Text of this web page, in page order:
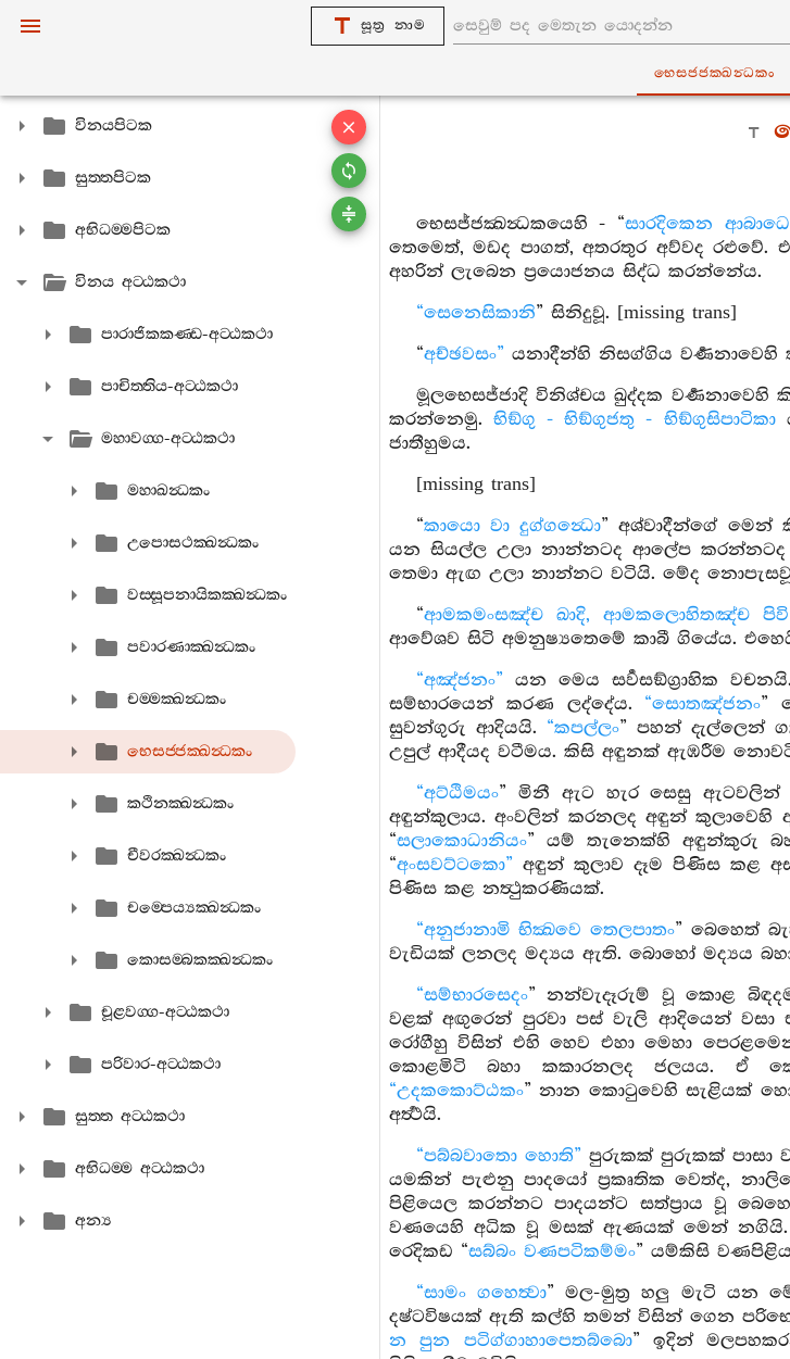
සූත්‍ර නාම
භෙසජ‍්ජක‍්ඛන්‍ධකං
විනයපිටක
සුත‍්තපිටක
අභිධම‍්මපිටක
විනය අට‍්ඨකථා
පාරාජිකකණ‍්ඩ-අට‍්ඨකථා
පාචිත‍්තිය-අට‍්ඨකථා
මහාවග‍්ග-අට‍්ඨකථා
මහාඛන්‍ධකං
උපොසථක‍්ඛන්‍ධකං
වස‍්සූපනායිකක‍්ඛන්‍ධකං
පවාරණාක‍්ඛන්‍ධකං
චම‍්මක‍්ඛන්‍ධකං
භෙසජ‍්ජක‍්ඛන්‍ධකං
කථිනක‍්ඛන්‍ධකං
චීවරක‍්ඛන්‍ධකං
චම‍්පෙය්‍යක‍්ඛන්‍ධකං
කොසම‍්බකක‍්ඛන්‍ධකං
චූළවග‍්ග-අට‍්ඨකථා
පරිවාර-අට‍්ඨකථා
සුත‍්ත අට‍්ඨකථා
අභිධම‍්ම අට‍්ඨකථා
අන්‍ය
භෙසජ්ජක්‍ඛන්‍ධකයෙහි - “සාරදිකෙන
තෙමෙත්, මඩද පාගත්, අතරතුර අව්වද
අහරින් ලැබෙන ප්‍රයොජනය සිද්ධ කරන්නේය.
“සෙනෙසිකානි” සිනිදුවූ. [missing trans]
“අච්ඡවසං” යනාදීන්හි නිසග්ගිය වර්‍ණනාවෙහි
මූලභෙසජ්ජාදි විනිශ්චය ඛුද්දක
කරන්නෙමු. භිඞ්ගු - භිඞ්ගුජතු - භිඞ්ගුසිපාටිකා
ජාතීහුමය.
[missing trans]
“කායො වා දුග්ගන්‍ධො” අශ්වාදීන්ගේ
යන සියල්ල උලා නාන්නටද ආලේප කරන්නටද
තෙමා ඇඟ උලා නාන්නට වටියි. මේද
“ආමකමංසඤ්ච ඛාදි, ආමකලොහිතඤ්ච
ආවේශව සිටි අමනුෂ්‍යතෙමේ කාබී ගියේය.
“අඤ්ජනං” යන මෙය සර්‍වසඞ්ග්‍රාහික
සම්භාරයෙන් කරණ ලද්දේය. “සොතඤ්ජනං”
සුවන්ගුරු ආදියයි. “කපල්ලං” පහන් දැල්ලෙන්
උපුල් ආදීයද වටීමය. කිසි අඳුනක් ඇඹරීම
“අට්ඨිමයං” මිනී ඇට හැර සෙසු ඇටවලින්
අඳුන්කුලාය. අංවලින් කරනලද අඳුන්
“සලාකොධානියං” යම් තැනෙක්හි අඳුන්කුරු
“අංසවට්ටකො” අඳුන් කුලාව දෑම පිණිස කළ
පිණිස කළ නත්‍ථුකරණියක්.
“අනුජානාමි භික්‍ඛවෙ තෙලපාතං” බෙහෙත්
වැඩියක් ලනලද මද්‍යය ඇති. බොහෝ මද්‍යය
“සම්භාරසෙදං” නන්වැදෑරුම් වූ කොළ
වළක් අඟුරෙන් පුරවා පස් වැලි ආදියෙන්
රෝගීහු විසින් එහි හෙව එහා මෙහා
කොළමිටි බහා කකාරනලද ජලයය. ඒ
“උදකකොට්ඨකං” නාන කොටුවෙහි සැළියක්
අර්‍ත්‍ථයි.
“පබ්බවාතො හොති” පුරුකක් පුරුකක් පාසා
යමකින් පැළුනු පාදයෝ ප්‍රකෘතික වෙත්ද,
පිළියෙල කරන්නට පාදයන්ට සත්ප්‍රාය වූ
වණයෙහි අධික වූ මසක් ඇණයක් මෙන් නගියි.
රෙදිකඩ “සබ්බං වණපටිකම්මං” යම්කිසි
“සාමං ගහෙත්‍වා” මල-මුත්‍ර හලු මැටි යන
දෂ්ටවිෂයක් ඇති කල්හි තමන් විසින් ගෙන
න පුන පටිග්ගාහාපෙතබ්බො” ඉදින්